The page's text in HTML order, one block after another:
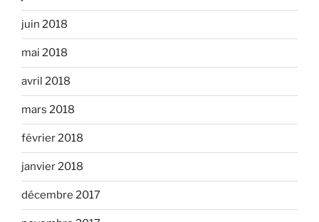
juin 2018
mai 2018
avril 2018
mars 2018
février 2018
janvier 2018
décembre 2017